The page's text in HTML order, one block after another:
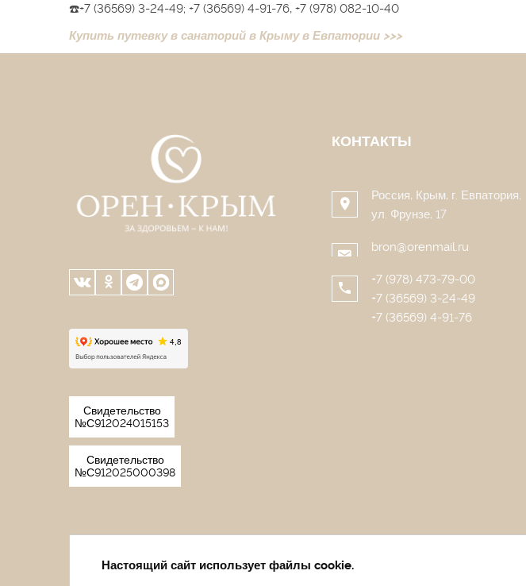
☎️+7 (36569) 3-24-49; +7 (36569) 4-91-76, +7 (978) 082-10-40
Купить путевку в санаторий в Крыму в Евпатории >>>
Свидетельство
№С912024015153
Свидетельство
№С912025000398
КОНТАКТЫ
Россия, Крым, г. Евпатория,
ул. Фрунзе, 17
bron@orenmail.ru
+7 (978) 473-79-00
+7 (36569) 3-24-49
+7 (36569) 4-91-76
Настоящий сайт использует файлы cookie.